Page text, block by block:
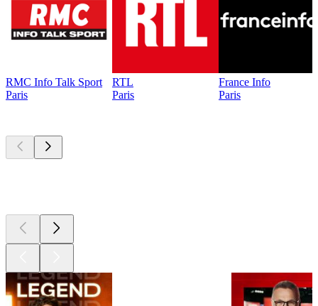
RMC Info Talk Sport
Paris
RTL
Paris
France Info
Paris